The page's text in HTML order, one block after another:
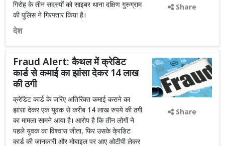
गिरोह के तीन सदस्यों को साइबर थाना दक्षिण गुरुग्राम
की पुलिस ने गिरफ्तार किया है।
देश
Share
Fraud Alert: कैथल में क्रेडिट
कार्ड से कमाई का झांसा देकर 14 लाख
की ठगी
क्रेडिट कार्ड के जरिए अतिरिक्त कमाई कराने का
झांसा देकर एक युवक से करीब 14 लाख रुपये की ठगी
का मामला सामने आया है। आरोप है कि तीन लोगों ने
पहले युवक का विश्वास जीता, फिर उसके के्रडिट
कार्ड की जानकारी और मोबाइल पर आए ओटीपी लेकर
Share